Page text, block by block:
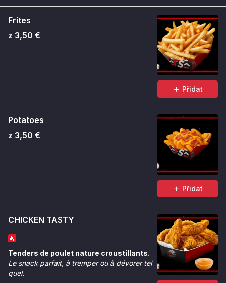
Frites
z 3,50 €
Přidat
Potatoes
z 3,50 €
Přidat
CHICKEN TASTY
Tenders de poulet nature croustillants.
Le snack parfait, à tremper ou à dévorer tel
quel.